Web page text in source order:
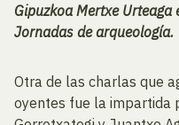
Gipuzkoa Mertxe
Jornadas de arqueología.
Otra de las charlas que
oyentes fue la impartida